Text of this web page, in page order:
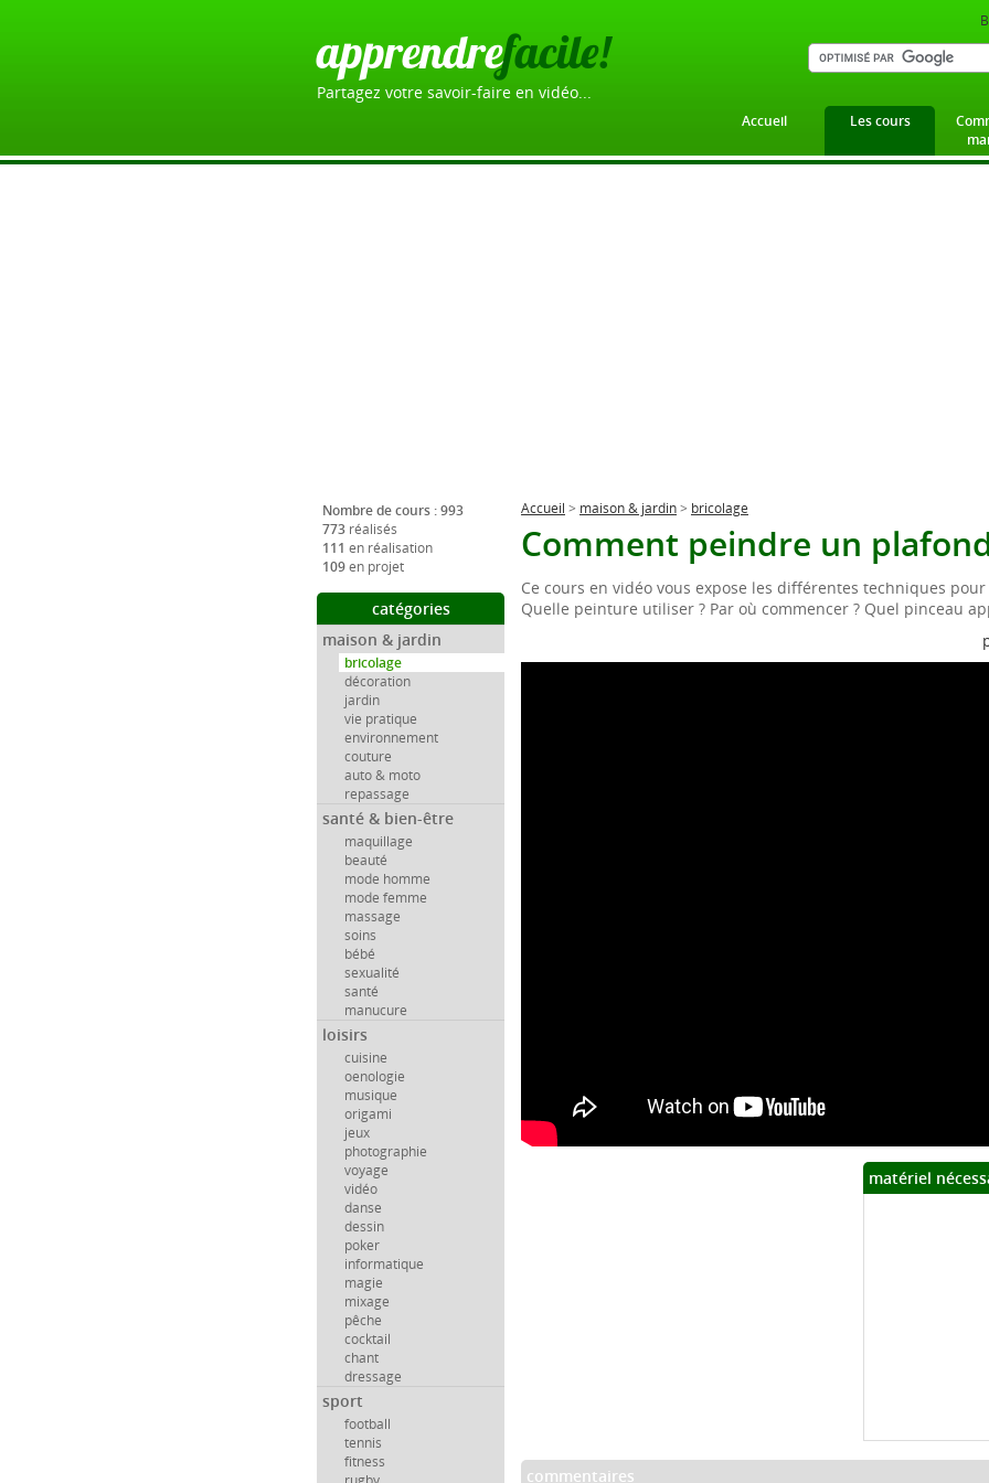
apprendrefacile!
Partagez votre savoir-faire en vidéo...
Accueil Les cours
Nombre de cours : 993
773 réalisés
111 en réalisation
109en projet
catégories
maison & jardin
bricolage
décoration
jardin
vie pratique
environnement
couture
auto & moto
repassage
santé & bien-être
maquillage
beauté
mode homme
mode femme
massage
soins
bébé
sexualité
santé
manucure
loisirs
cuisine
oenologie
musique
origami
jeux
photographie
voyage
vidéo
danse
dessin
poker
informatique
magie
mixage
pêche
cocktail
chant
dressage
sport
football
tennis
fitness
Accueil > maison & jardin> bricolage
Comment peindre un
Ce cours en vidéo vous expose les différentes techniques
Quelle peinture utiliser ? Par où commencer ? Quel pinceau
matériel
commentaires